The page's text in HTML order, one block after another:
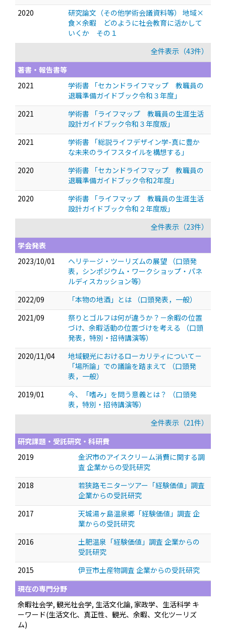
2020
研究論文（その他学術会議資料等） 地域×
食×余暇 どのように社会教育に活かして
いくか その１
全件表示（43件）
著書・報告書等
2021
学術書 「セカンドライフマップ 教職員の
退職準備ガイドブック令和３年度」
2021
学術書 「ライフマップ 教職員の生涯生活
設計ガイドブック令和３年度版」
2021
学術書 「総説ライフデザイン学-真に豊か
な未来のライフスタイルを構想する」
2020
学術書 「セカンドライフマップ 教職員の
退職準備ガイドブック令和2年度」
2020
学術書 「ライフマップ 教職員の生涯生活
設計ガイドブック令和２年度版」
全件表示（23件）
学会発表
2023/10/01
ヘリテージ・ツーリズムの展望
（口頭発
表，シンポジウム・ワークショップ・パネ
ルディスカッション等）
2022/09
「本物の地酒」とは
（口頭発表，一般）
2021/09
祭りとゴルフは何が違うか？－余暇の位置
づけ、余暇活動の位置づけを考える
（口頭
発表，特別・招待講演等）
2020/11/04
地域観光におけるローカリティについて－
「場所論」での議論を踏まえて
（口頭発
表，一般）
2019/01
今、「嗜み」を問う意義とは？
（口頭発
表，特別・招待講演等）
全件表示（21件）
研究課題・受託研究・科研費
2019
金沢市のアイスクリーム消費に関する調
査 企業からの受託研究
2018
若狭路モニターツアー「経験価値」調査
企業からの受託研究
2017
天城湯ヶ島温泉郷「経験価値」調査 企
業からの受託研究
2016
土肥温泉「経験価値」調査 企業からの
受託研究
2015
伊豆市土産物調査 企業からの受託研究
現在の専門分野
余暇社会学, 観光社会学, 生活文化論, 家政学、生活科学 キ
ーワード(生活文化、真正性、観光、余暇、文化ツーリズ
ム)